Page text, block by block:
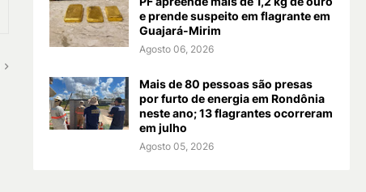
e prende suspeito em flagrante em
Guajará-Mirim
Agosto 06, 2026
Mais de 80 pessoas são presas
por furto de energia em Rondônia
neste ano; 13 flagrantes ocorreram
em julho
Agosto 05, 2026